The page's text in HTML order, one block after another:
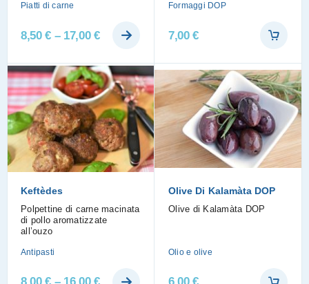
Piatti di carne
8,50€– 17,00 €
Formaggi DOP
7,00€
Keftèdes
Polpettine di carne macinata
di pollo aromatizzate
all’ouzo
Antipasti
Olive Di Kalamàta DOP
Olive di Kalamàta DOP
Olio e olive